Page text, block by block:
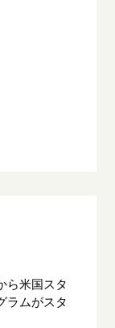
ら米国スタ
ラムがスタ